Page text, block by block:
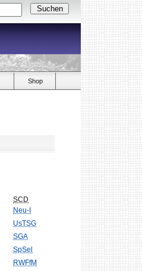
Shop
SCD
Neu-I
UsTSG
SGA
SpSel
RWFfM